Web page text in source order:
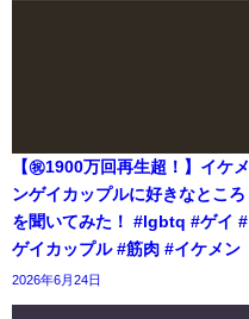
【㊗️1900万回再生超！】イケメ
ンゲイカップルに好きなところ
を聞いてみた！ #lgbtq #ゲイ #
ゲイカップル #筋肉 #イケメン
2026年6月24日